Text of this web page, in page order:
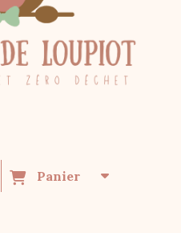
Panier